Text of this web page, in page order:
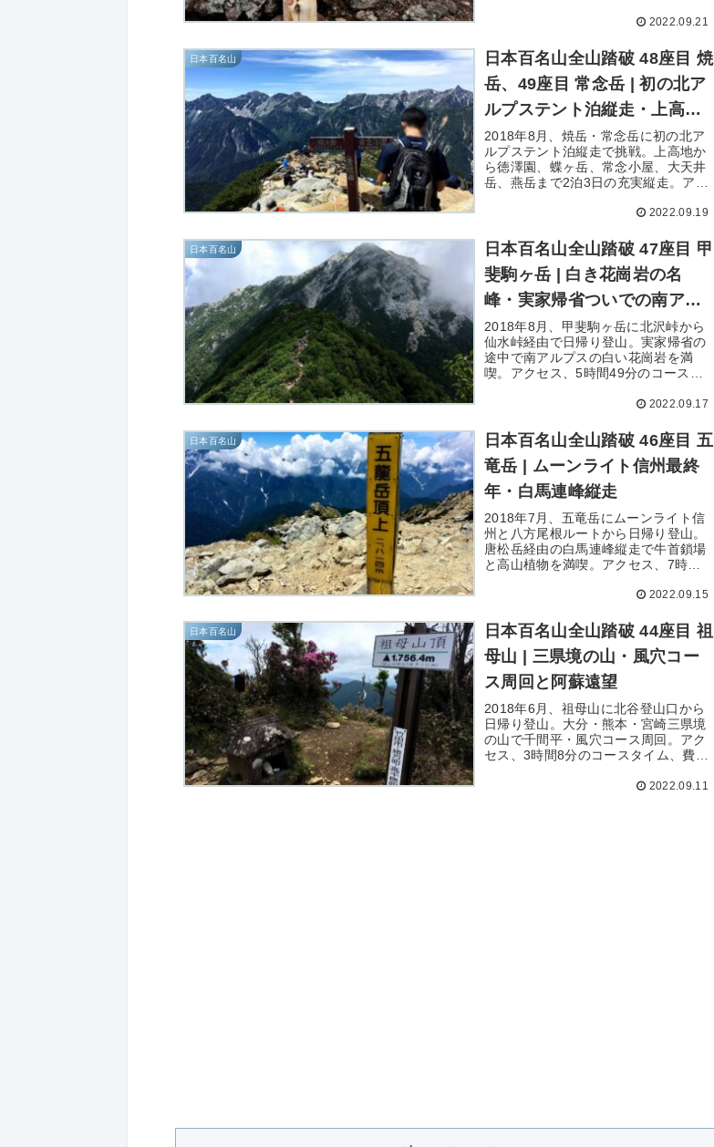
2022.09.21
日本百名山
日本百名山全山踏破 48座目 焼
岳、49座目 常念岳 | 初の北ア
ルプステント泊縦走・上高地
から燕岳まで
2018年8月、焼岳・常念岳に初の北ア
ルプステント泊縦走で挑戦。上高地か
ら徳澤園、蝶ヶ岳、常念小屋、大天井
岳、燕岳まで2泊3日の充実縦走。アク
2022.09.19
日本百名山
日本百名山全山踏破 47座目 甲
斐駒ヶ岳 | 白き花崗岩の名
峰・実家帰省ついでの南アル
プス
2018年8月、甲斐駒ヶ岳に北沢峠から
仙水峠経由で日帰り登山。実家帰省の
途中で南アルプスの白い花崗岩を満
喫。アクセス、5時間49分のコースタ
2022.09.17
日本百名山
日本百名山全山踏破 46座目 五
竜岳 | ムーンライト信州最終
年・白馬連峰縦走
2018年7月、五竜岳にムーンライト信
州と八方尾根ルートから日帰り登山。
唐松岳経由の白馬連峰縦走で牛首鎖場
と高山植物を満喫。アクセス、7時間
2022.09.15
日本百名山
日本百名山全山踏破 44座目 祖
母山 | 三県境の山・風穴コー
ス周回と阿蘇遠望
2018年6月、祖母山に北谷登山口から
日帰り登山。大分・熊本・宮崎三県境
の山で千間平・風穴コース周回。アク
セス、3時間8分のコースタイム、費
2022.09.11